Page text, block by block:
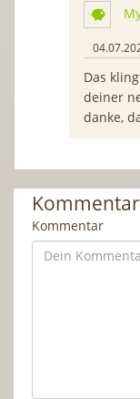
Das
deiner
danke,
Kommentar